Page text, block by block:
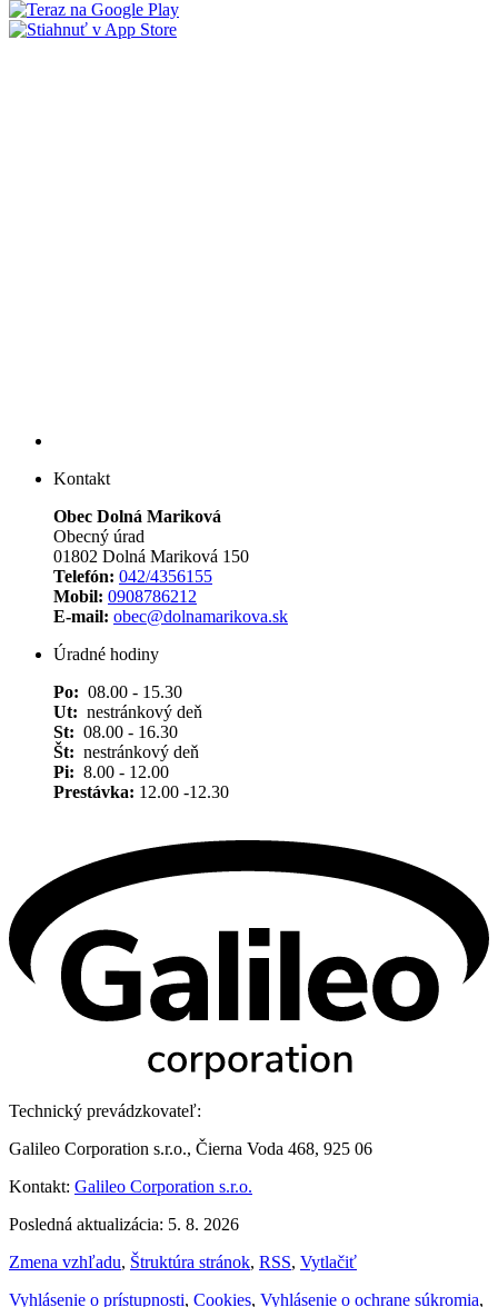
Kontakt
Obec Dolná Mariková
Obecný úrad
01802 Dolná Mariková 150
Telefón: 042/4356155
Mobil: 0908786212
E-mail: obec@dolnamarikova.sk
Úradné hodiny
Po: 08.00 - 15.30
Ut: nestránkový deň
St: 08.00 - 16.30
Št: nestránkový deň
Pi: 8.00 - 12.00
Prestávka: 12.00 -12.30
Technický prevádzkovateľ:
Galileo Corporation s.r.o., Čierna Voda 468, 925 06
Kontakt: Galileo Corporation s.r.o.
Posledná aktualizácia: 5. 8. 2026
Zmena vzhľadu, Štruktúra stránok, RSS, Vytlačiť
Vyhlásenie o prístupnosti, Cookies, Vyhlásenie o ochrane súkromia,